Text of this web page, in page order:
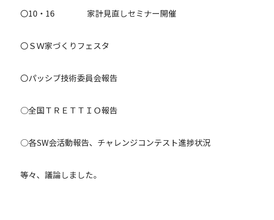
〇10・16 家計見直しセミナー開催
〇ＳＷ家づくりフェスタ
〇パッシブ技術委員会報告
○全国ＴＲＥＴＴＩＯ報告
○各SW会活動報告、チャレンジコンテスト進捗状況
等々、議論しました。